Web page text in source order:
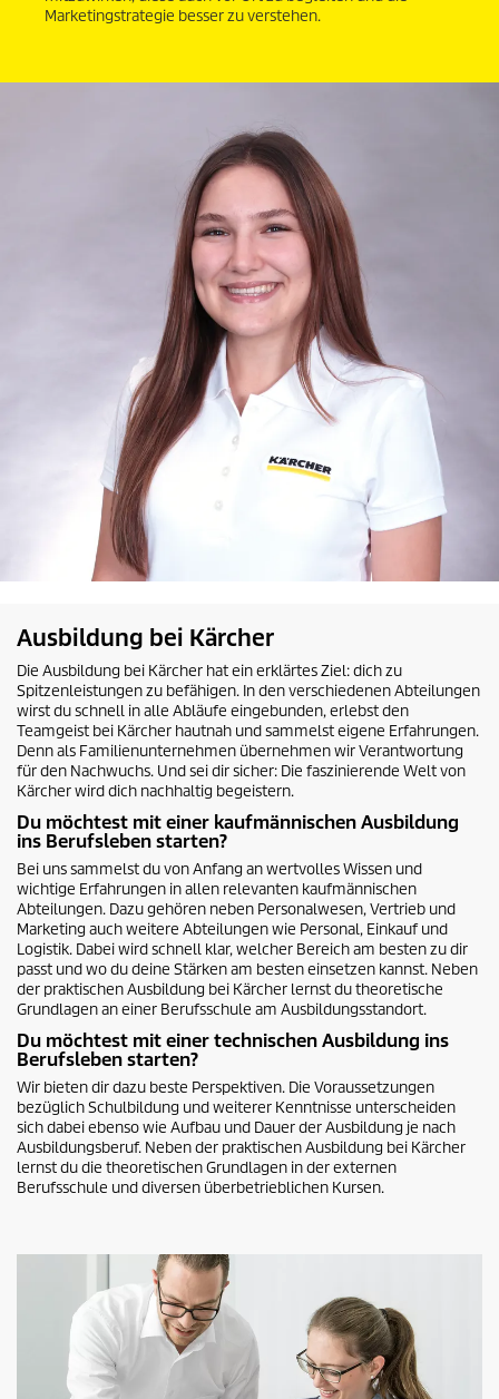
Marketingstrategie besser zu verstehen.
Ausbildung bei Kärcher
Die Ausbildung bei Kärcher hat ein erklärtes Ziel: dich zu
Spitzenleistungen zu befähigen. In den verschiedenen Abteilungen
wirst du schnell in alle Abläufe eingebunden, erlebst den
Teamgeist bei Kärcher hautnah und sammelst eigene Erfahrungen.
Denn als Familienunternehmen übernehmen wir Verantwortung
für den Nachwuchs. Und sei dir sicher: Die faszinierende Welt von
Kärcher wird dich nachhaltig begeistern.
Du möchtest mit einer kaufmännischen Ausbildung
ins Berufsleben starten?
Bei uns sammelst du von Anfang an wertvolles Wissen und
wichtige Erfahrungen in allen relevanten kaufmännischen
Abteilungen. Dazu gehören neben Personalwesen, Vertrieb und
Marketing auch weitere Abteilungen wie Personal, Einkauf und
Logistik. Dabei wird schnell klar, welcher Bereich am besten zu dir
passt und wo du deine Stärken am besten einsetzen kannst. Neben
der praktischen Ausbildung bei Kärcher lernst du theoretische
Grundlagen an einer Berufsschule am Ausbildungsstandort.
Du möchtest mit einer technischen Ausbildung ins
Berufsleben starten?
Wir bieten dir dazu beste Perspektiven. Die Voraussetzungen
bezüglich Schulbildung und weiterer Kenntnisse unterscheiden
sich dabei ebenso wie Aufbau und Dauer der Ausbildung je nach
Ausbildungsberuf. Neben der praktischen Ausbildung bei Kärcher
lernst du die theoretischen Grundlagen in der externen
Berufsschule und diversen überbetrieblichen Kursen.